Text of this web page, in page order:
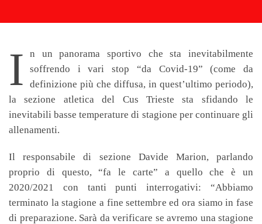
I
n un panorama sportivo che sta inevitabilmente
soffrendo i vari stop “da Covid-19” (come da
definizione più che diffusa, in quest’ultimo periodo),
la sezione atletica del Cus Trieste sta sfidando le
inevitabili basse temperature di stagione per continuare gli
allenamenti.
Il responsabile di sezione Davide Marion, parlando
proprio di questo, “fa le carte” a quello che è un
2020/2021 con tanti punti interrogativi: “Abbiamo
terminato la stagione a fine settembre ed ora siamo in fase
di preparazione. Sarà da verificare se avremo una stagione